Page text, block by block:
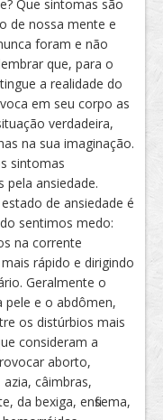
Que sintomas são
de nossa mente e
foram e não
que, para o
a realidade do
em seu corpo as
verdadeira,
na sua imaginação.
sintomas
pela ansiedade.
de ansiedade é
sentimos medo:
na corrente
rápido e dirigindo
Geralmente o
pele e o abdômen,
os distúrbios mais
consideram a
aborto,
azia, câimbras,
da bexiga, enfisema,